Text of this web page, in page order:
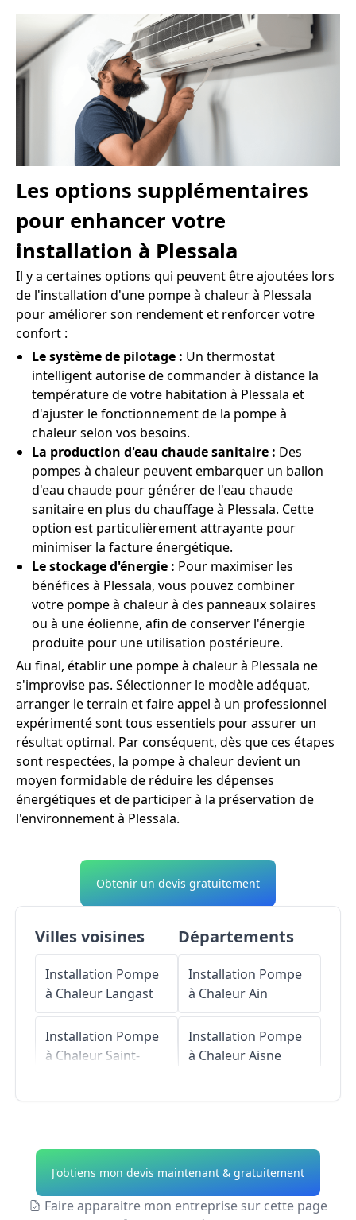
Les options supplémentaires
pour enhancer votre
installation à Plessala
Il y a certaines options qui peuvent être ajoutées lors
de l'installation d'une pompe à chaleur à Plessala
pour améliorer son rendement et renforcer votre
confort :
Le système de pilotage : Un thermostat
intelligent autorise de commander à distance la
température de votre habitation à Plessala et
d'ajuster le fonctionnement de la pompe à
chaleur selon vos besoins.
La production d'eau chaude sanitaire : Des
pompes à chaleur peuvent embarquer un ballon
d'eau chaude pour générer de l'eau chaude
sanitaire en plus du chauffage à Plessala. Cette
option est particulièrement attrayante pour
minimiser la facture énergétique.
Le stockage d'énergie : Pour maximiser les
bénéfices à Plessala, vous pouvez combiner
votre pompe à chaleur à des panneaux solaires
ou à une éolienne, afin de conserver l'énergie
produite pour une utilisation postérieure.
Au final, établir une pompe à chaleur à Plessala ne
s'improvise pas. Sélectionner le modèle adéquat,
arranger le terrain et faire appel à un professionnel
expérimenté sont tous essentiels pour assurer un
résultat optimal. Par conséquent, dès que ces étapes
sont respectées, la pompe à chaleur devient un
moyen formidable de réduire les dépenses
énergétiques et de participer à la préservation de
l'environnement à Plessala.
Obtenir un devis gratuitement
Villes voisines
Installation Pompe
à Chaleur Langast
Installation Pompe
à Chaleur Saint-
à Chaleur
Installation Pompe
Départements
Installation Pompe
à ChaleurAin
Installation Pompe
à ChaleurAisne
Installation Pompe
à Chaleur Alpes-de-
Haute-Provence
J'obtiens mon devis maintenant & gratuitement
Faire apparaitre mon entreprise sur cette page